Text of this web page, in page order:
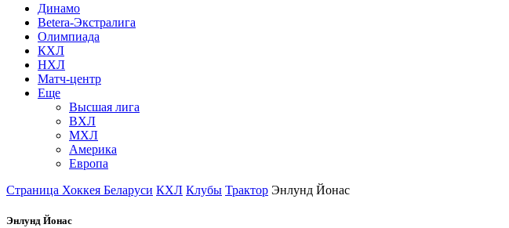
Динамо
Betera-Экстралига
Олимпиада
КХЛ
НХЛ
Матч-центр
Еще
Высшая лига
ВХЛ
МХЛ
Америка
Европа
Страница Хоккея Беларуси КХЛ Клубы Трактор Энлунд Йонас
Энлунд Йонас